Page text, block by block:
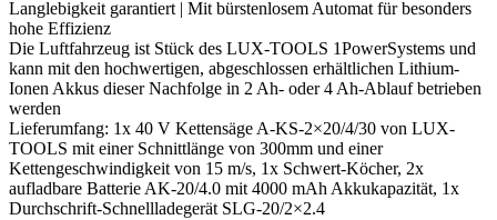
4,0Ah
Akku
&
Ladegerät
|
40V
(2x
20V)
Motorsäge
mit
autom.
Langlebigkeit garantiert | Mit bürstenlosem Automat für besonders
hohe Effizienz
Die Luftfahrzeug ist Stück des LUX-TOOLS 1PowerSystems und
kann mit den hochwertigen, abgeschlossen erhältlichen Lithium-
Ionen Akkus dieser Nachfolge in 2 Ah- oder 4 Ah-Ablauf betrieben
werden
Lieferumfang: 1x 40 V Kettensäge A-KS-2×20/4/30 von LUX-
TOOLS mit einer Schnittlänge von 300mm und einer
Kettengeschwindigkeit von 15 m/s, 1x Schwert-Köcher, 2x
aufladbare Batterie AK-20/4.0 mit 4000 mAh Akkukapazität, 1x
Durchschrift-Schnellladegerät SLG-20/2×2.4